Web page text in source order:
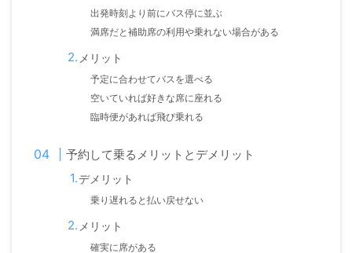
出発時刻より前にバス停に並ぶ
満席だと補助席の利用や乗れない場合がある
メリット
予定に合わせてバスを選べる
空いていれば好きな席に座れる
臨時便があれば飛び乗れる
予約して乗るメリットとデメリット
デメリット
乗り遅れると払い戻せない
メリット
確実に席がある